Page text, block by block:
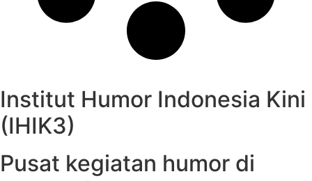
Institut Humor Indonesia Kini
(IHIK3)
Pusat kegiatan humor di